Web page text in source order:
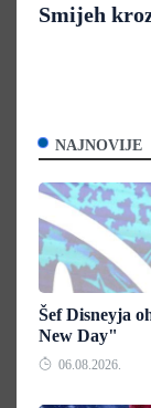
Smijeh
NAJNOVIJE
Šef Disneyja
New Day"
06.08.2026.